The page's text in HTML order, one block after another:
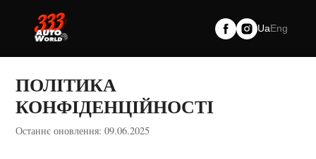
content
UaEng
ПОЛІТИКА
КОНФІДЕНЦІЙНОСТІ
Останнє оновлення: 09.06.2025